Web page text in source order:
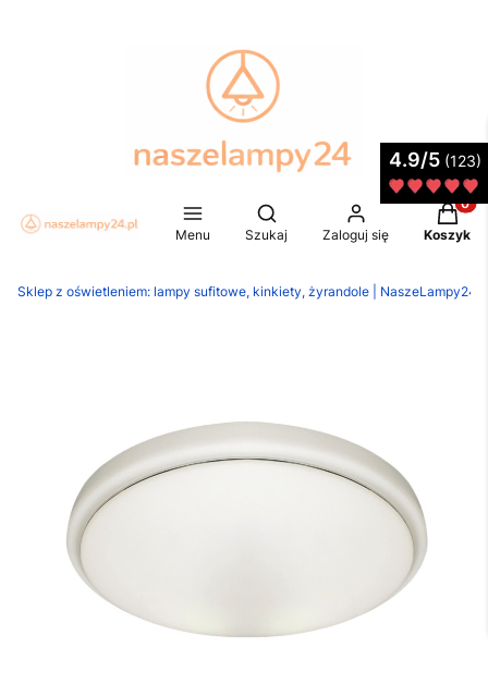
Menu
Otwórz wyszukiwarkę
Szukaj Zaloguj się Koszyk
Sklep z oświetleniem: lampy sufitowe, kinkiety, żyrandole |
4.9/5 (123)